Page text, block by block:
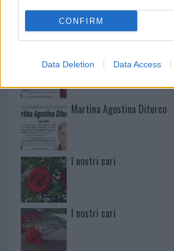
CONFIRM
Data Deletion Data Access
Paolo Pinna
Martina Agostina Diturco
I nostri cari
I nostri cari